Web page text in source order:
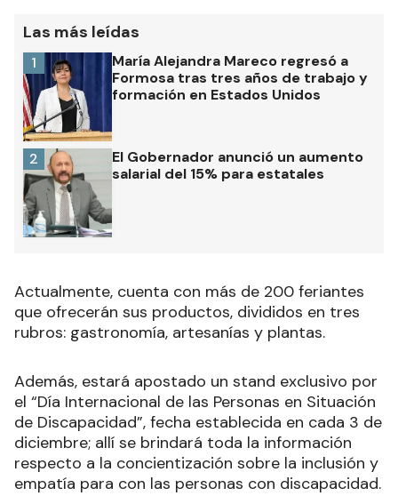
Las más leídas
María Alejandra Mareco regresó a
Formosa tras tres años de trabajo y
formación en Estados Unidos
1
El Gobernador anunció un aumento
salarial del 15% para estatales
2
Actualmente, cuenta con más de 200 feriantes
que ofrecerán sus productos, divididos en tres
rubros: gastronomía, artesanías y plantas.
Además, estará apostado un stand exclusivo por
el “Día Internacional de las Personas en Situación
de Discapacidad”, fecha establecida en cada 3 de
diciembre; allí se brindará toda la información
respecto a la concientización sobre la inclusión y
empatía para con las personas con discapacidad.